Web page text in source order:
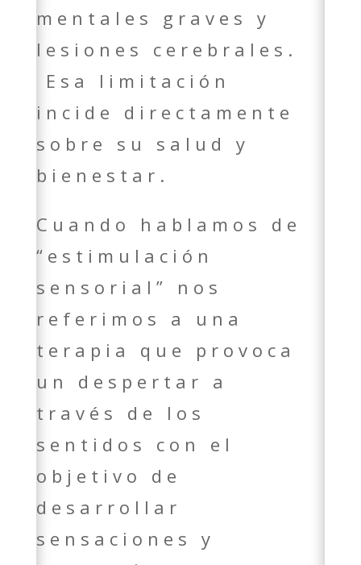
mentales graves y
lesiones cerebrales.
Esa limitación
incide directamente
sobre su salud y
bienestar.
Cuando hablamos de
“estimulación
sensorial” nos
referimos a una
terapia que provoca
un despertar a
través de los
sentidos con el
objetivo de
desarrollar
sensaciones y